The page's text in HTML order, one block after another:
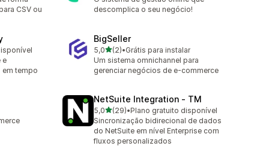
CSV ou
descomplica o seu negócio!
e
tempo
BigSeller
5,0de 5 estrelas
(2)
2 avaliações ao todo
•Grátis para instalar
Um sistema omnichannel para
gerenciar negócios de e-commerce
NetSuite Integration ‑ TM
5,0de 5 estrelas
(29)
29 avaliações ao todo
•Plano gratuito disponível
Sincronização bidirecional de dados
do NetSuite em nível Enterprise com
fluxos personalizados